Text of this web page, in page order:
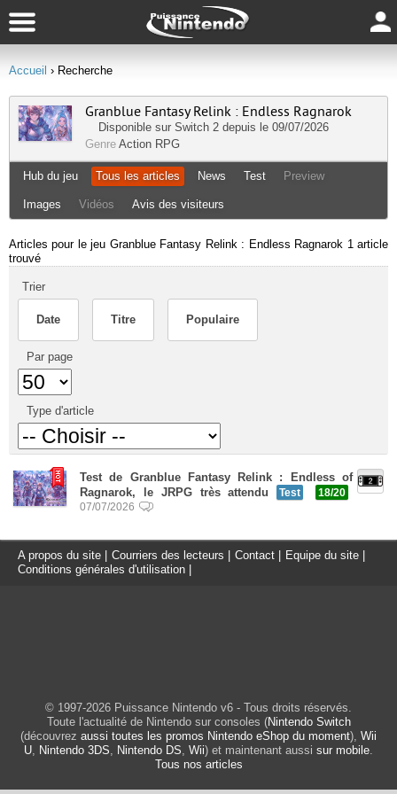
Accueil › Recherche
Granblue Fantasy Relink : Endless Ragnarok
Disponible sur Switch 2 depuis le 09/07/2026
Genre Action RPG
Hub du jeu Tous les articles News Test Preview
Images Vidéos Avis des visiteurs
Articles pour le jeu Granblue Fantasy Relink : Endless Ragnarok 1 article
trouvé
Trier
Date Titre Populaire
Par page
Type d'article
Test de Granblue Fantasy Relink : Endless of
Ragnarok, le JRPG très attendu
Test
18/20
07/07/2026
A propos du site Courriers des lecteurs Contact Equipe du site
Conditions générales d'utilisation
© 1997-2026 Puissance Nintendo v6 - Tous droits réservés.
Toute l'actualité de Nintendo sur consoles (Nintendo Switch
(découvrez aussi toutes les promos Nintendo eShop du moment), Wii
U, Nintendo 3DS, Nintendo DS, Wii) et maintenant aussi sur mobile.
Tous nos articles